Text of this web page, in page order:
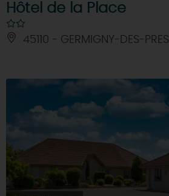
Hôtel de la Place
45110 - GERMIGNY-DES-PRES